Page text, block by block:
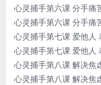
心灵捕手第六课 分手痛
心灵捕手第六课 分手痛
心灵捕手第七课 爱他人
心灵捕手第七课 爱他人
心灵捕手第八课 解决焦
心灵捕手第八课 解决焦